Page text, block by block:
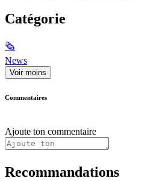
Catégorie
🗞
News
Voir moins
Commentaires
Ajoute ton commentaire
Recommandations